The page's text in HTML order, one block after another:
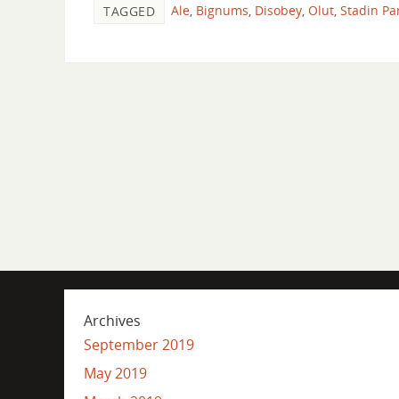
TAGGED Ale Bignums Disobey Olut Stadin
Archives
September 2019
May 2019